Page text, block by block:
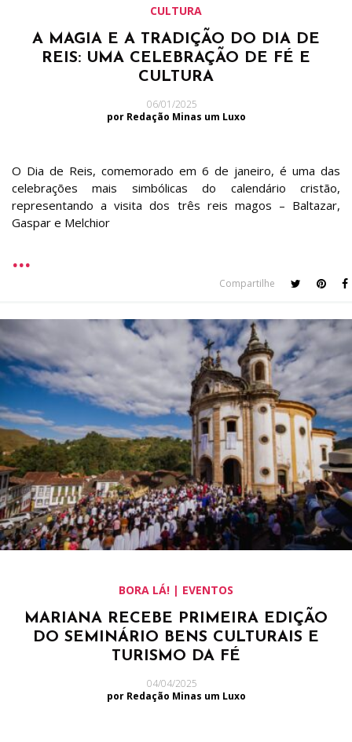
CULTURA
A MAGIA E A TRADIÇÃO DO DIA DE
REIS: UMA CELEBRAÇÃO DE FÉ E
CULTURA
06/01/2025
por Redação Minas um Luxo
O Dia de Reis, comemorado em 6 de janeiro, é uma das
celebrações mais simbólicas do calendário cristão,
representando a visita dos três reis magos – Baltazar,
Gaspar e Melchior
Compartilhe
BORA LÁ! | EVENTOS
MARIANA RECEBE PRIMEIRA EDIÇÃO
DO SEMINÁRIO BENS CULTURAIS E
TURISMO DA FÉ
04/04/2025
por Redação Minas um Luxo